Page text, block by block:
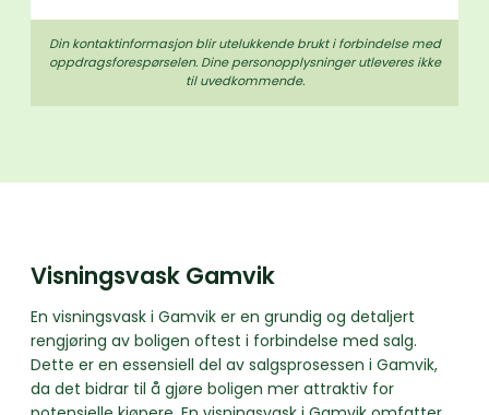
Din kontaktinformasjon blir utelukkende brukt i forbindelse med
oppdrags­forespørselen. Dine person­­opplysninger utleveres ikke
til uvedkommende.
Visningsvask Gamvik
En visningsvask i Gamvik er en grundig og detaljert
rengjøring av boligen oftest i forbindelse med salg.
Dette er en essensiell del av salgsprosessen i Gamvik,
da det bidrar til å gjøre boligen mer attraktiv for